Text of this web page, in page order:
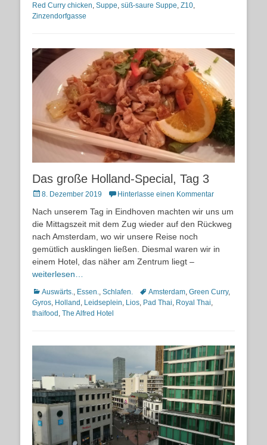
Red Curry chicken, Suppe, süß-saure Suppe, Z10,
Zinzendorfgasse
Das große Holland-Special, Tag 3
Posted
8. Dezember 2019 Hinterlasse einen Kommentar
Nach unserem Tag in Eindhoven machten wir uns um
die Mittagszeit mit dem Zug wieder auf den Rückweg
nach Amsterdam, wo wir unsere Reise noch
gemütlich ausklingen ließen. Diesmal waren wir in
einem Hotel, das näher am Zentrum liegt –
weiterlesen…
Kategorien
Auswärts. Essen. Schlafen. Schlagworte
Amsterdam Green Curry,
Gyros Holland Leidseplein Lios Pad Thai Royal Thai
thaifood The Alfred Hotel